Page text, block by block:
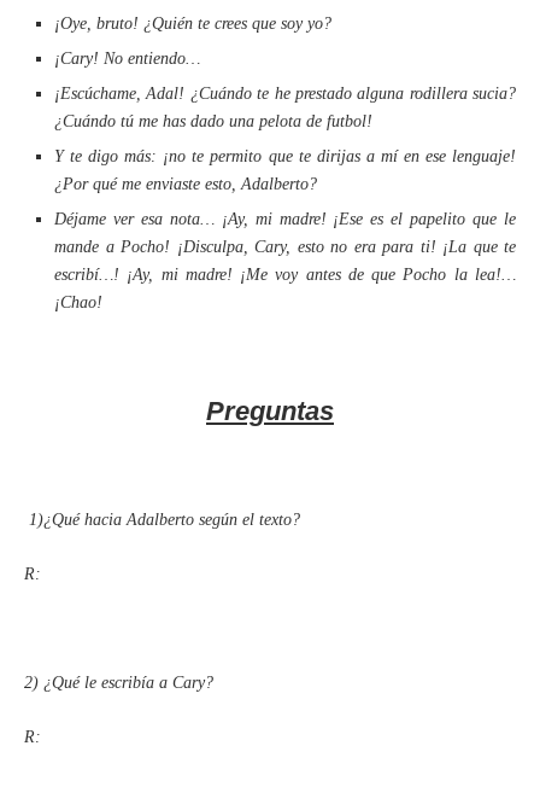
¡Oye, bruto! ¿Quién te crees que soy yo?
¡Cary! No entiendo…
¡Escúchame, Adal! ¿Cuándo te he prestado alguna rodillera sucia?
¿Cuándo tú me has dado una pelota de futbol!
Y te digo más: ¡no te permito que te dirijas a mí en ese lenguaje!
¿Por qué me enviaste esto, Adalberto?
Déjame ver esa nota… ¡Ay, mi madre! ¡Ese es el papelito que le
mande a Pocho! ¡Disculpa, Cary, esto no era para ti! ¡La que te
escribí…! ¡Ay, mi madre! ¡Me voy antes de que Pocho la lea!…
¡Chao!
Preguntas
1)¿Qué hacia Adalberto según el texto?
R:
2) ¿Qué le escribía a Cary?
R: